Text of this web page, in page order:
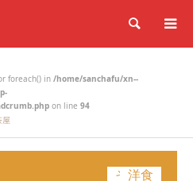
検索
foreach() in /home/sanchafu/xn--
on line 94
その他
洋食